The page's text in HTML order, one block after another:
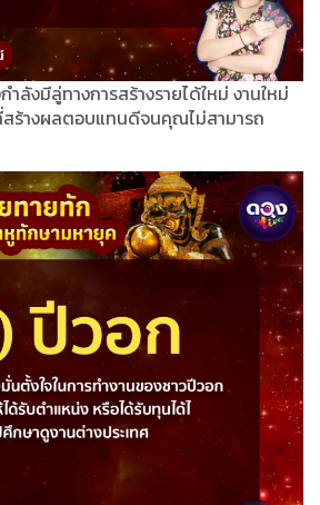
ำลังมีลู่ทางการสร้างรายได้ใหม่ งานใหม่
ร้างผลตอบแทนดีจนคุณไม่สามารถ